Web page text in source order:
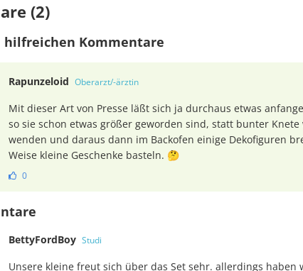
(2)
hilfreichen Kommentare
Rapunzeloid Oberarzt/-ärztin
Mit dieser Art von Presse läßt sich ja durchaus etwas
so sie schon etwas größer geworden sind, statt bunter
wen­den und daraus dann im Backofen einige Dekofiguren
Weise kleine Ge­schenke basteln. 🤔
0
BettyFordBoy Studi
Unsere kleine freut sich über das Set sehr. allerdings haben